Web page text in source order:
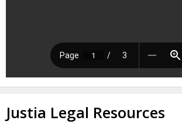
Justia Legal Resources